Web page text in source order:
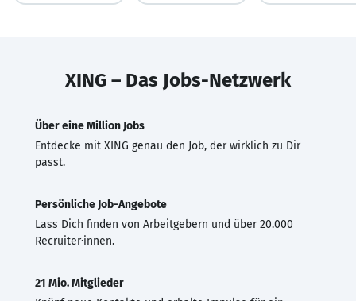
XING – Das Jobs-Netzwerk
Über eine Million Jobs
Entdecke mit XING genau den Job, der wirklich zu Dir
passt.
Persönliche Job-Angebote
Lass Dich finden von Arbeitgebern und über 20.000
Recruiter·innen.
21 Mio. Mitglieder